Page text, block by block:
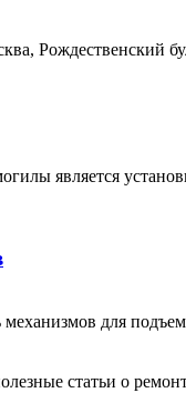
Рождественский
является
для
статьи о